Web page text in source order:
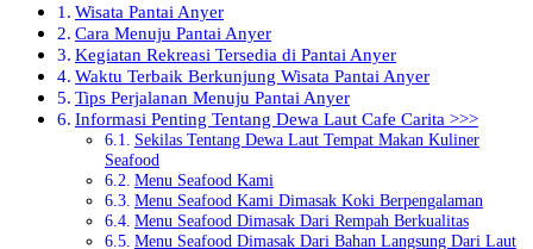
Wisata Pantai Anyer
Cara Menuju Pantai Anyer
Kegiatan Rekreasi Tersedia di Pantai Anyer
Waktu Terbaik Berkunjung Wisata Pantai Anyer
Tips Perjalanan Menuju Pantai Anyer
Informasi Penting Tentang Dewa Laut Cafe Carita >>>
Sekilas Tentang Dewa Laut Tempat Makan Kuliner
Seafood
Menu Seafood Kami
Menu Seafood Kami Dimasak Koki Berpengalaman
Menu Seafood Dimasak Dari Rempah Berkualitas
Menu Seafood Dimasak Dari Bahan Langsung Dari Laut